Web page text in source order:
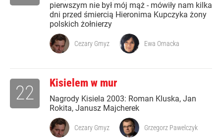
pierwszym nie był mój mąż - mówiły nam kilka
dni przed śmiercią Hieronima Kupczyka żony
polskich żołnierzy
Cezary Gmyz Ewa Ornacka
Kisielem w mur
Nagrody Kisiela 2003: Roman Kluska, Jan
Rokita, Janusz Majcherek
22
Cezary Gmyz Grzegorz Pawelczyk